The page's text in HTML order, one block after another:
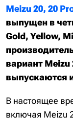
Meizu 20, 20
выпущен в
Gold, Yellow,
вариант
выпускаются
В настоящее
включая Meizu